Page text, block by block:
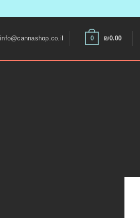
₪0.00
0
info@cannashop.co.il